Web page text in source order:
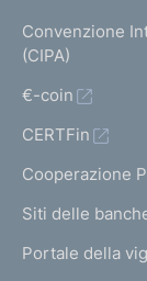
Convenzione
(CIPA)
€-coin
CERTFin
Cooperazione
Siti delle
Portale della